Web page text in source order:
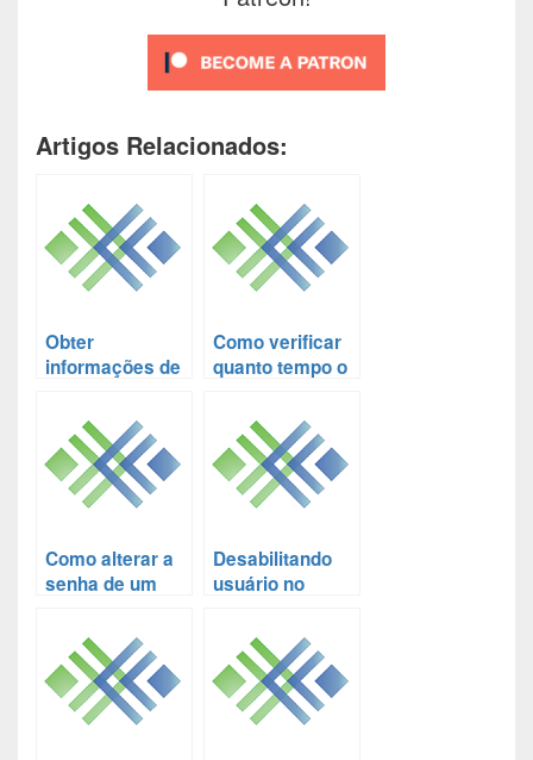
Artigos Relacionados:
Obter
informações de
usuário no
Linux via linha
de comando
Como verificar
quanto tempo o
está ligado via
linha de
comando
Como alterar a
senha de um
WordPress
através da linha
de comando do
Mysql/MariaDB
Desabilitando
usuário no
terminal